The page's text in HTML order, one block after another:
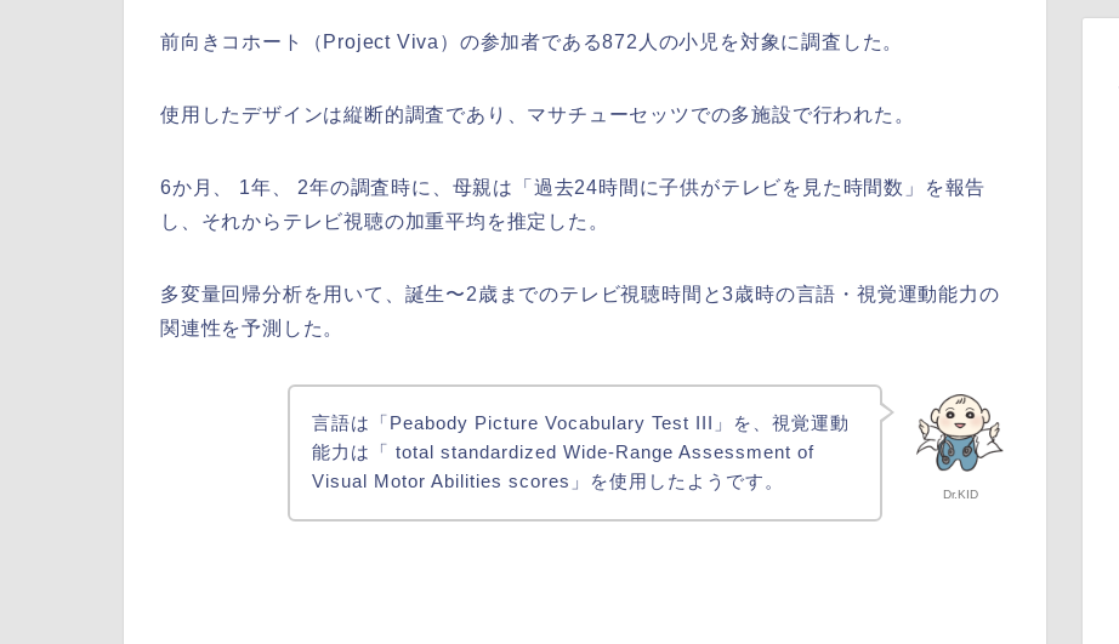
前向きコホート（Project Viva）の参加者である872人の小児を対象に調査した。
使用したデザインは縦断的調査であり、マサチューセッツでの多施設で行われた。
6か月、 1年、 2年の調査時に、母親は「過去24時間に子供がテレビを見た時間数」を報告
し、それからテレビ視聴の加重平均を推定した。
多変量回帰分析を用いて、誕生〜2歳までのテレビ視聴時間と3歳時の言語・視覚運動能力の
関連性を予測した。
Dr.KID
言語は「Peabody Picture Vocabulary Test III」を、視覚運動
能力は「 total standardized Wide-Range Assessment of
Visual Motor Abilities scores」を使用したようです。